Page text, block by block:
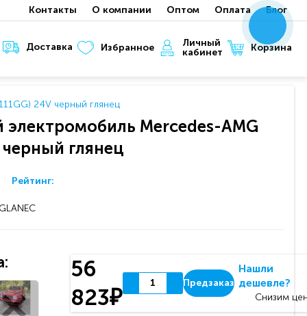
Контакты О компании Оптом Оплата Блог
Доставка Избранное
Личный
кабинет
Корзина
24V черный глянец
Mercedes-AMG
черный глянец
Рейтинг:
56
823₽
Предзаказ
Нашли
дешевле?
Снизим
xxx